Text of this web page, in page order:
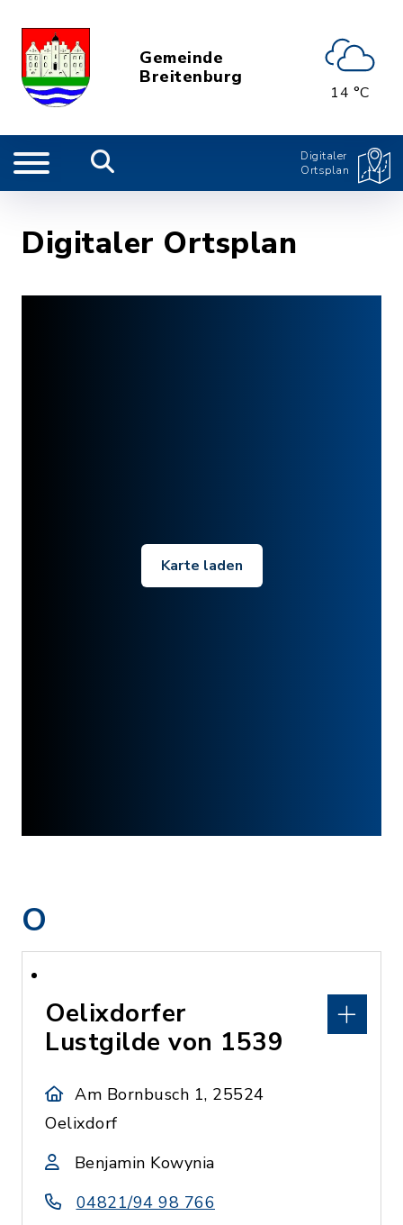
Gemeinde
Breitenburg
14 °C
Digitaler
Ortsplan
Digitaler Ortsplan
Karte laden
O
Oelixdorfer
Lustgilde von 1539
Am Bornbusch 1, 25524
Oelixdorf
Benjamin Kowynia
04821/94 98 766